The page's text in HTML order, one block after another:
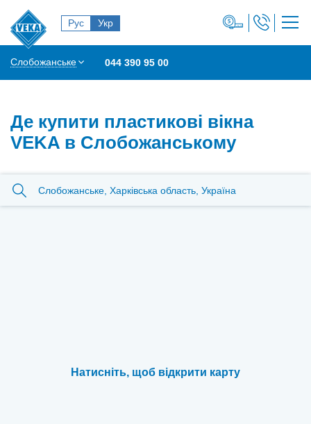
Рус Укр
Слобожанське 044 390 95 00
Де купити пластикові вікна
VEKA в Слобожанському
Натисніть, щоб відкрити карту